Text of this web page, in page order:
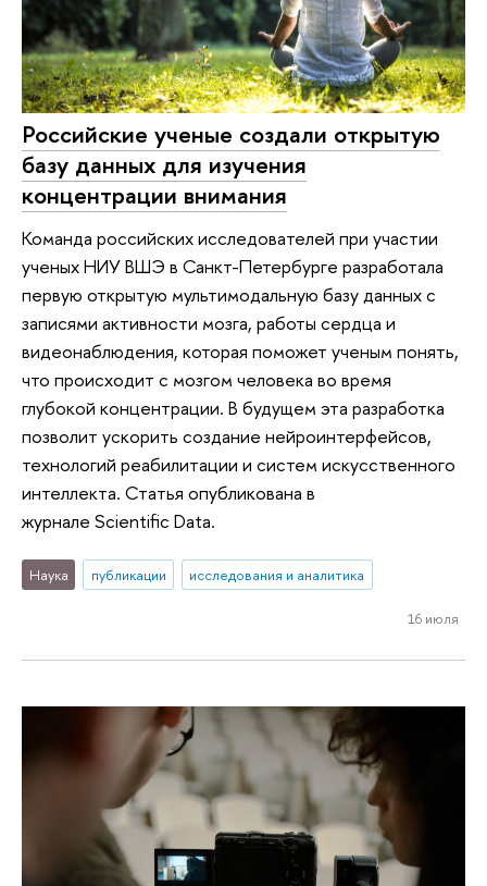
Российские ученые создали открытую
базу данных для изучения
концентрации внимания
Команда российских исследователей при участии
ученых НИУ ВШЭ в Санкт-Петербурге разработала
первую открытую мультимодальную базу данных с
записями активности мозга, работы сердца и
видеонаблюдения, которая поможет ученым понять,
что происходит с мозгом человека во время
глубокой концентрации. В будущем эта разработка
позволит ускорить создание нейроинтерфейсов,
технологий реабилитации и систем искусственного
интеллекта. Статья опубликована в
журнале Scientific Data.
Наука публикации исследования и аналитика
16 июля